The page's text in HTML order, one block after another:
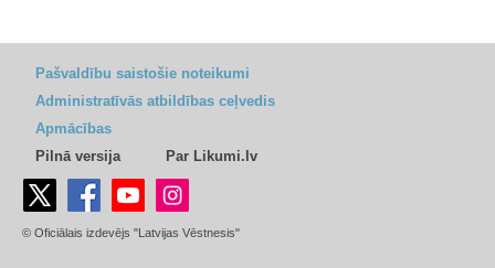
Pašvaldību saistošie noteikumi
Administratīvās atbildības ceļvedis
Apmācības
Pilnā versija
Par Likumi.lv
© Oficiālais izdevējs "Latvijas Vēstnesis"